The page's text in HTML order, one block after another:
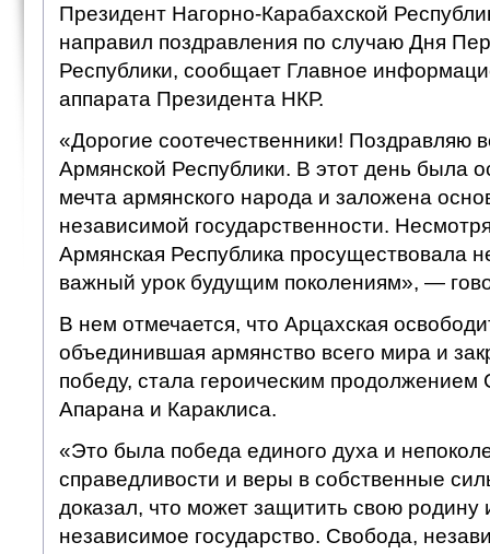
Президент Нагорно-Карабахской
направил поздравления по случаю Дня
Республики, сообщает Главное
аппарата Президента НКР.
«Дорогие соотечественники! Поздравляю
Армянской Республики. В этот день была
мечта армянского народа и заложена
независимой государственности.
Армянская Республика просуществовала
важный урок будущим поколениям», —
В нем отмечается, что Арцахская
объединившая армянство всего мира и
победу, стала героическим
Апарана и Караклиса.
«Это была победа единого духа и
справедливости и веры в собственные
доказал, что может защитить свою родину
независимое государство. Свобода,